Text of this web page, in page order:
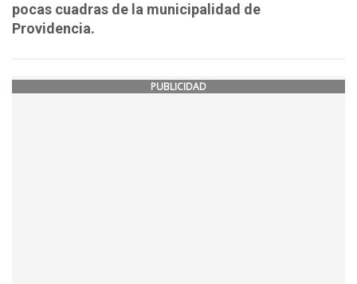
pocas cuadras de la municipalidad de
Providencia.
PUBLICIDAD